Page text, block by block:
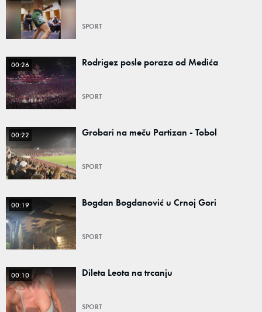
SPORT
00:26 Rodrigez posle poraza od Medića
SPORT
00:22 Grobari na meču Partizan - Tobol
SPORT
00:19 Bogdan Bogdanović u Crnoj Gori
SPORT
00:10 Dileta Leota na trcanju
SPORT